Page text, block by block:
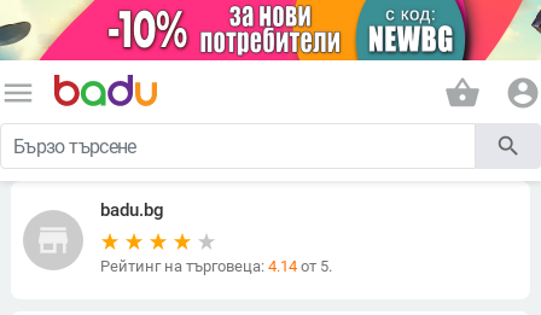
menu shopping_basket account_circle
search
store
badu.bg
Рейтинг на търговеца: 4.14от 5.